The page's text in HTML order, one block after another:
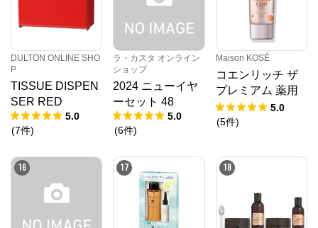
DULTON ONLINE SHO
P
TISSUE DISPEN
SER RED
5.0
(7件)
ラ・カスタ オンライン
ショップ
2024 ニューイヤ
ーセット 48
5.0
(6件)
Maison KOSÉ
コエンリッチ ザ
プレミアム 薬用
リンクルホワイト
ハンドクリーム
5.0
(5件)
16 17 18